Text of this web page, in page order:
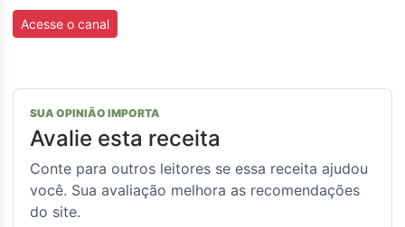
Acesse o canal
SUA OPINIÃO IMPORTA
Avalie esta receita
Conte para outros leitores se essa receita ajudou
você. Sua avaliação melhora as recomendações
do site.